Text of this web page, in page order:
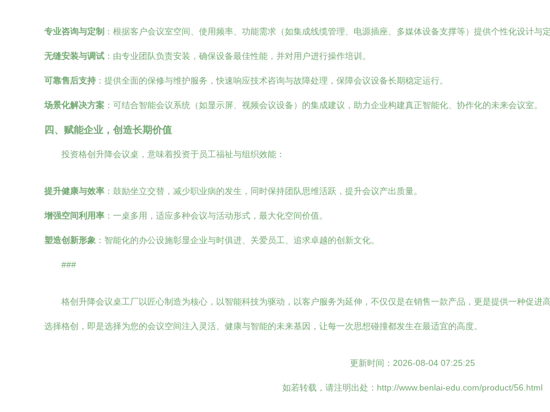
专业咨询与定制 ：根据客户会议室空间、使用频率、功能需求（如集成线缆管理、电源插座、多媒体设备支撑等）提供个性化设计与定
无缝安装与调试 ：由专业团队负责安装，确保设备最佳性能，并对用户进行操作培训。
可靠售后支持 ：提供全面的保修与维护服务，快速响应技术咨询与故障处理，保障会议设备长期稳定运行。
场景化解决方案 ：可结合智能会议系统（如显示屏、视频会议设备）的集成建议，助力企业构建真正智能化、协作化的未来会议室。
四、赋能企业，创造长期价值
投资格创升降会议桌，意味着投资于员工福祉与组织效能：
提升健康与效率 ：鼓励坐立交替，减少职业病的发生，同时保持团队思维活跃，提升会议产出质量。
增强空间利用率 ：一桌多用，适应多种会议与活动形式，最大化空间价值。
塑造创新形象 ：智能化的办公设施彰显企业与时俱进、关爱员工、追求卓越的创新文化。
###
格创升降会议桌工厂以匠心制造为核心，以智能科技为驱动，以客户服务为延伸，不仅仅是在销售一款产品，更是提供一种促进
选择格创，即是选择为您的会议空间注入灵活、健康与智能的未来基因，让每一次思想碰撞都发生在最适宜的高度。
更新时间：2026-08-04 07:25:25
如若转载，请注明出处：http://www.benlai-edu.com/product/56.html